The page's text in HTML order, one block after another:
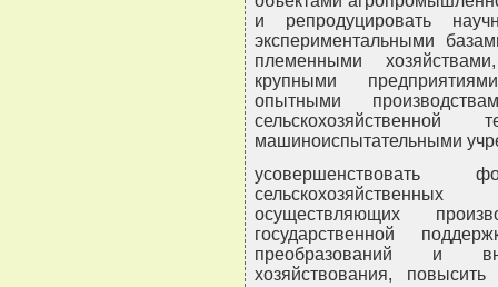
и репродуцировать
экспериментальными
племенными
крупными
опытными
машиноиспытательными
усовершенствовать
осуществляющих
государственной
преобразований и
хозяйствования,